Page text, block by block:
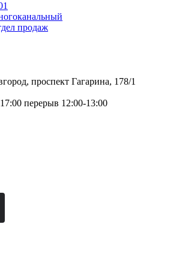
продаж
проспект Гагарина, 178/1
перерыв 12:00-13:00